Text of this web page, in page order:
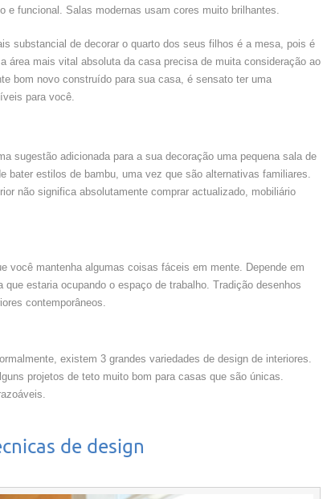
e funcional. Salas modernas usam cores muito brilhantes.
substancial de decorar o quarto dos seus filhos é a mesa, pois é
área mais vital absoluta da casa precisa de muita consideração ao
bom novo construído para sua casa, é sensato ter uma
para você.
sugestão adicionada para a sua decoração uma pequena sala de
bater estilos de bambu, uma vez que são alternativas familiares.
não significa absolutamente comprar actualizado, mobiliário
você mantenha algumas coisas fáceis em mente. Depende em
estaria ocupando o espaço de trabalho. Tradição desenhos
contemporâneos.
existem 3 grandes variedades de design de interiores.
projetos de teto muito bom para casas que são únicas.
de design